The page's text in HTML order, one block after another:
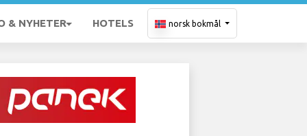
& NYHETER HOTELS norsk bokmål